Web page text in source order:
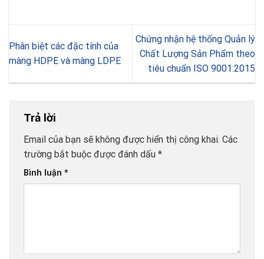
Phân biệt các đặc tính của
màng HDPE và màng LDPE
Chứng nhận hệ thống Quản lý
Chất Lượng Sản Phẩm theo
tiêu chuẩn ISO 9001:2015
Trả lời
Email của bạn sẽ không được hiển thị công khai. Các
trường bắt buộc được đánh dấu *
Bình luận *